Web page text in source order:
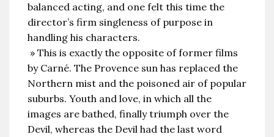
balanced acting, and one felt this time the
director’s firm singleness of purpose in
handling his characters.
» This is exactly the opposite of former films
by Carné. The Provence sun has replaced the
Northern mist and the poisoned air of popular
suburbs. Youth and love, in which all the
images are bathed, finally triumph over the
Devil, whereas the Devil had the last word